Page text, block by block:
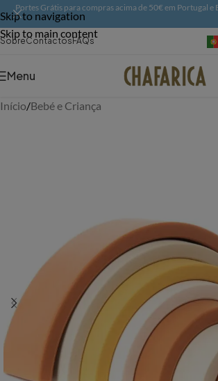
Skip to navigation
Skip to main content
Portes Grátis para compras acima de 50€ em Portugal e
SobreContactosFAQs
Menu
Início/Bebé e Criança